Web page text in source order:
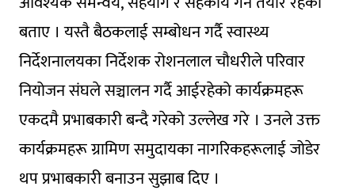
बताए । यस्तै बैठकलाई सम्बोधन गर्दै स्वास्थ्य
निर्देशनालयका निर्देशक रोशनलाल चौधरीले परिवार
नियोजन संघले सञ्चालन गर्दै आईरहेको कार्यक्रमहरू
एकदमै प्रभाबकारी बन्दै गरेको उल्लेख गरे । उनले उक्त
कार्यक्रमहरू ग्रामिण समुदायका नागरिकहरूलाई जोडेर
थप प्रभाबकारी बनाउन सुझाब दिए ।